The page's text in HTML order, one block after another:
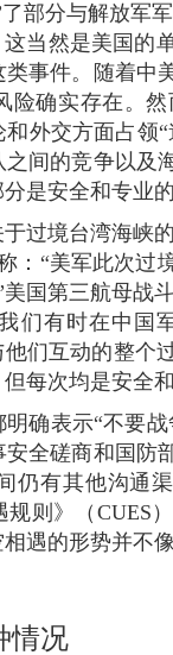
部分与解放军
当然是美国
事件。随着中
险确实存在。
外交方面占领
间的竞争以及
是安全和专业的
过境台湾海峡
：“美军此次
国第三航母战
们有时在中
们互动的整
每次均是安全和
确表示“不要
全磋商和国防
仍有其他沟通
规则》（CUES
遇的形势并不
情况